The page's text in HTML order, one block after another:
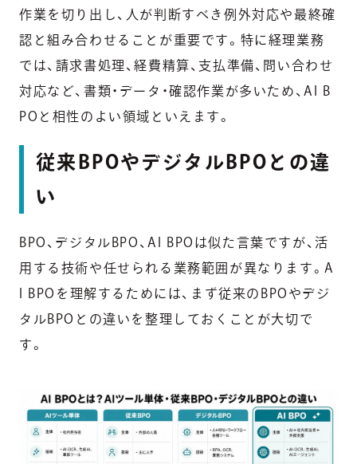
作業を切り出し、人が判断すべき例外対応や最終確
認と組み合わせることが重要です。特に経理業務
では、請求書処理、経費精算、支払準備、問い合わせ
対応など、書類・データ・確認作業が多いため、AI B
POと相性のよい領域といえます。
従来BPOやデジタルBPOとの違
い
BPO、デジタルBPO、AI BPOは似た言葉ですが、活
用する技術や任せられる業務範囲が異なります。A
I BPOを理解するためには、まず従来のBPOやデジ
タルBPOとの違いを整理しておくことが大切で
す。